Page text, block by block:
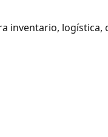
inventario, logística,